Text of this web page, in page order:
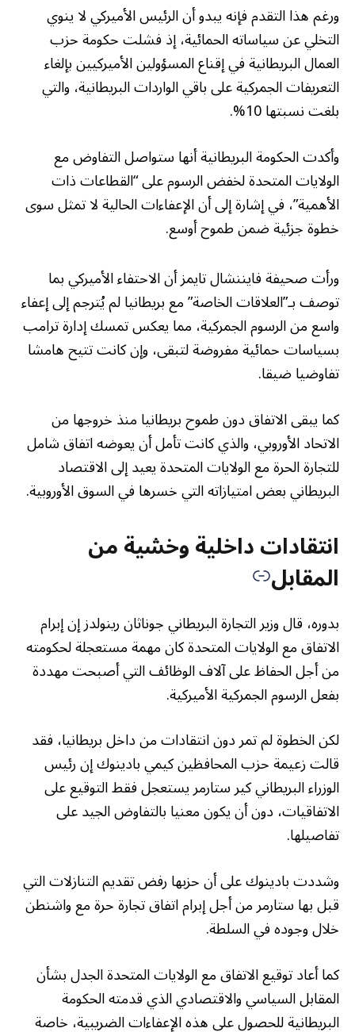
ورغم هذا التقدم فإنه يبدو أن الرئيس الأميركي لا ينوي
التخلي عن سياساته الحمائية، إذ فشلت حكومة حزب
العمال البريطانية في إقناع المسؤولين الأميركيين بإلغاء
التعريفات الجمركية على باقي الواردات البريطانية، والتي
بلغت نسبتها 10%.
وأكدت الحكومة البريطانية أنها ستواصل التفاوض مع
الولايات المتحدة لخفض الرسوم على “القطاعات ذات
الأهمية”، في إشارة إلى أن الإعفاءات الحالية لا تمثل سوى
خطوة جزئية ضمن طموح أوسع.
ورأت صحيفة فايننشال تايمز أن الاحتفاء الأميركي بما
توصف بـ”العلاقات الخاصة” مع بريطانيا لم يُترجم إلى إعفاء
واسع من الرسوم الجمركية، مما يعكس تمسك إدارة ترامب
بسياسات حمائية مفروضة لتبقى، وإن كانت تتيح هامشا
تفاوضيا ضيقا.
كما يبقى الاتفاق دون طموح بريطانيا منذ خروجها من
الاتحاد الأوروبي، والذي كانت تأمل أن يعوضه اتفاق شامل
للتجارة الحرة مع الولايات المتحدة يعيد إلى الاقتصاد
البريطاني بعض امتيازاته التي خسرها في السوق الأوروبية.
انتقادات داخلية وخشية من
المقابل
بدوره، قال وزير التجارة البريطاني جوناثان رينولدز إن إبرام
الاتفاق مع الولايات المتحدة كان مهمة مستعجلة لحكومته
من أجل الحفاظ على آلاف الوظائف التي أصبحت مهددة
بفعل الرسوم الجمركية الأميركية.
لكن الخطوة لم تمر دون انتقادات من داخل بريطانيا، فقد
قالت زعيمة حزب المحافظين كيمي بادينوك إن رئيس
الوزراء البريطاني كير ستارمر يستعجل فقط التوقيع على
الاتفاقيات، دون أن يكون معنيا بالتفاوض الجيد على
تفاصيلها.
وشددت بادينوك على أن حزبها رفض تقديم التنازلات التي
قبل بها ستارمر من أجل إبرام اتفاق تجارة حرة مع واشنطن
خلال وجوده في السلطة.
كما أعاد توقيع الاتفاق مع الولايات المتحدة الجدل بشأن
المقابل السياسي والاقتصادي الذي قدمته الحكومة
البريطانية للحصول على هذه الإعفاءات الضريبية، خاصة